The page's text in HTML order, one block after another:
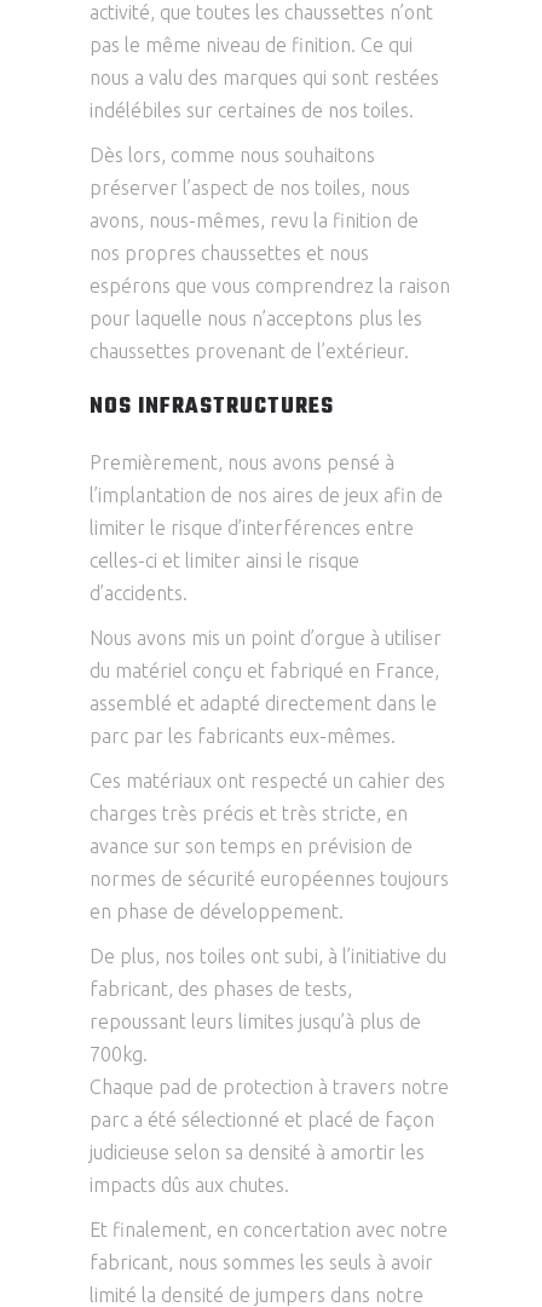
activité, que toutes les chaussettes n’ont
pas le même niveau de finition. Ce qui
nous a valu des marques qui sont restées
indélébiles sur certaines de nos toiles.
Dès lors, comme nous souhaitons
préserver l’aspect de nos toiles, nous
avons, nous-mêmes, revu la finition de
nos propres chaussettes et nous
espérons que vous comprendrez la raison
pour laquelle nous n’acceptons plus les
chaussettes provenant de l’extérieur.
NOS INFRASTRUCTURES
Premièrement, nous avons pensé à
l’implantation de nos aires de jeux afin de
limiter le risque d’interférences entre
celles-ci et limiter ainsi le risque
d’accidents.
Nous avons mis un point d’orgue à utiliser
du matériel conçu et fabriqué en France,
assemblé et adapté directement dans le
parc par les fabricants eux-mêmes.
Ces matériaux ont respecté un cahier des
charges très précis et très stricte, en
avance sur son temps en prévision de
normes de sécurité européennes toujours
en phase de développement.
De plus, nos toiles ont subi, à l’initiative du
fabricant, des phases de tests,
repoussant leurs limites jusqu’à plus de
700kg.
Chaque pad de protection à travers notre
parc a été sélectionné et placé de façon
judicieuse selon sa densité à amortir les
impacts dûs aux chutes.
Et finalement, en concertation avec notre
fabricant, nous sommes les seuls à avoir
limité la densité de jumpers dans notre